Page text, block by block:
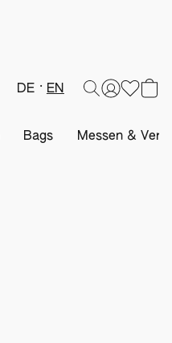
DE EN
Bags Messen &